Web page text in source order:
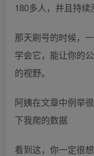
180多人，并且持续
那天刷号的时候，
学会它，能让你的
的视野。
阿姨在文章中例举
下我爬的数据
看到这，你一定很